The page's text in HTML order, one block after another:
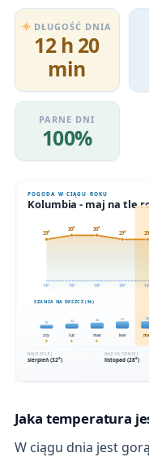
DŁUGOŚĆ DNIA
12 h 20
min
PARNE DNI
100%
Jaka temperatura
W ciągu dnia jest